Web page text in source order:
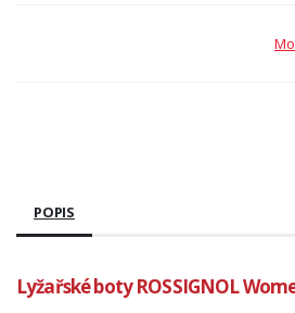
POPIS
Lyžařské boty ROSSIGNOL